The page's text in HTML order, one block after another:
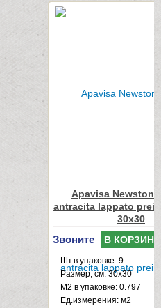
Apavisa
antracita lappato
30x30
Звоните В КОРЗИНУ
Шт.в упаковке: 9
Размер, см: 30x30
М2 в упаковке: 0.797
Ед.измерения: м2